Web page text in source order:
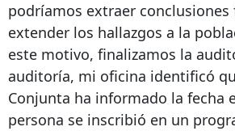
podríamos extraer conclusiones
extender los hallazgos a la
este motivo, finalizamos la
auditoría, mi oficina identificó
Conjunta ha informado la fecha
persona se inscribió en un